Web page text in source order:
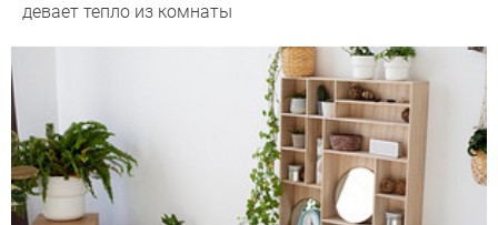
девает тепло из комнаты